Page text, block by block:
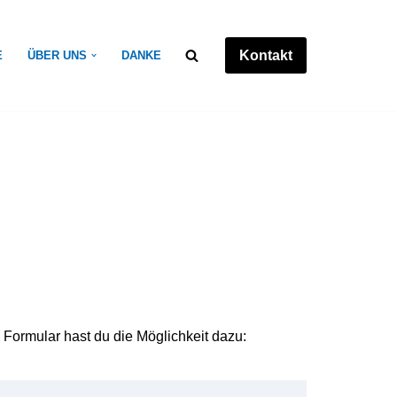
ÜBER UNS DANKE Kontakt
hast du die Möglichkeit dazu: